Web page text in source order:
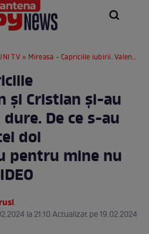
TV » Mireasa - Capriciile iubirii. Valentin și Cristian și-au aruncat replici dure. De ce s-au luat la ceartă cei doi concurenți: „Tu pentru mine nu mai exiști” / VIDEO
și Cristian și-au
De ce s-au
doi
pentru mine nu
.
la 21:10 Actualizat pe 19.02.2024